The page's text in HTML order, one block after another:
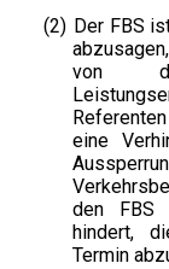
(2) Der FBS
von
eine
den FBS
hindert,
Termin